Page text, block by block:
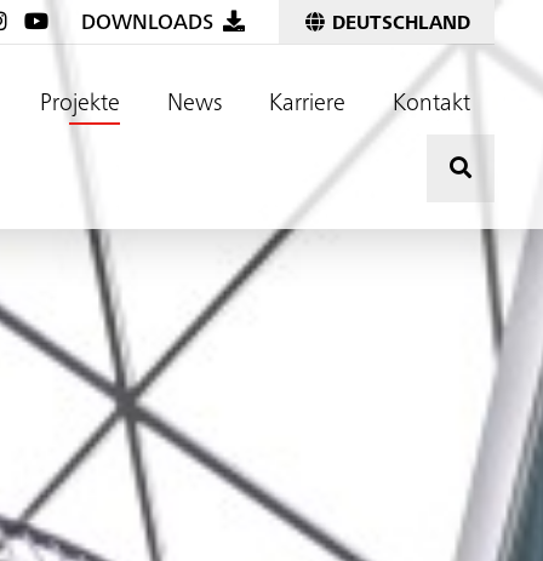
DOWNLOADS DEUTSCHLAND
Projekte News Karriere Kontakt